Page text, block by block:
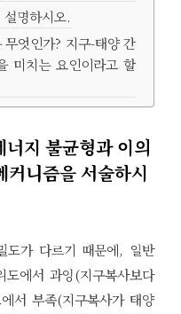
명하시오.
엇인가? 지구-태양 간
미치는 요인이라고 할
지 불균형과 이의
커니즘을 서술하시
도가 다르기 때문에, 일반
에서 과잉(지구복사보다
서 부족(지구복사가 태양